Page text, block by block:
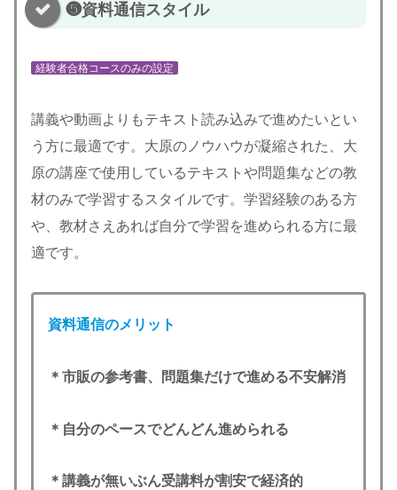
❺資料通信スタイル
経験者合格コースのみの設定
講義や動画よりもテキスト読み込みで進めたいとい
う方に最適です。大原のノウハウが凝縮された、大
原の講座で使用しているテキストや問題集などの教
材のみで学習するスタイルです。学習経験のある方
や、教材さえあれば自分で学習を進められる方に最
適です。
資料通信のメリット
＊市販の参考書、問題集だけで進める不安解消
＊自分のペースでどんどん進められる
＊講義が無いぶん受講料が割安で経済的